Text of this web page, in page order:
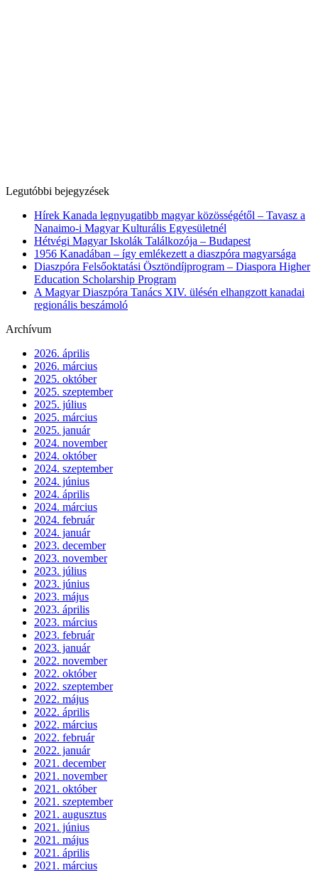
Legutóbbi bejegyzések
Hírek Kanada legnyugatibb magyar közösségétől – Tavasz a
Nanaimo-i Magyar Kulturális Egyesületnél
Hétvégi Magyar Iskolák Találkozója – Budapest
1956 Kanadában – így emlékezett a diaszpóra magyarsága
Diaszpóra Felsőoktatási Ösztöndíjprogram – Diaspora Higher
Education Scholarship Program
A Magyar Diaszpóra Tanács XIV. ülésén elhangzott kanadai
regionális beszámoló
Archívum
2026. április
2026. március
2025. október
2025. szeptember
2025. július
2025. március
2025. január
2024. november
2024. október
2024. szeptember
2024. június
2024. április
2024. március
2024. február
2024. január
2023. december
2023. november
2023. július
2023. június
2023. május
2023. április
2023. március
2023. február
2023. január
2022. november
2022. október
2022. szeptember
2022. május
2022. április
2022. március
2022. február
2022. január
2021. december
2021. november
2021. október
2021. szeptember
2021. augusztus
2021. június
2021. május
2021. április
2021. március